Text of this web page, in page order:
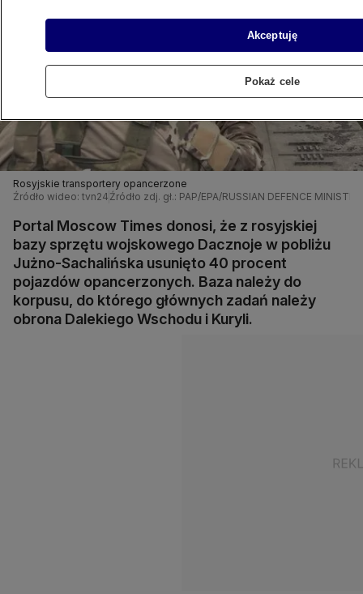
Rosyjskie transportery opancerzone
Źródło wideo: tvn24 Źródło zdj. gł.: PAP/EPA/RUSSIAN DEFENCE
Portal Moscow Times donosi, że z rosyjskiej
bazy sprzętu wojskowego Dacznoje w pobliżu
Jużno-Sachalińska usunięto 40 procent
pojazdów opancerzonych. Baza należy do
korpusu, do którego głównych zadań należy
obrona Dalekiego Wschodu i Kuryli.
Akceptuję
Pokaż cele